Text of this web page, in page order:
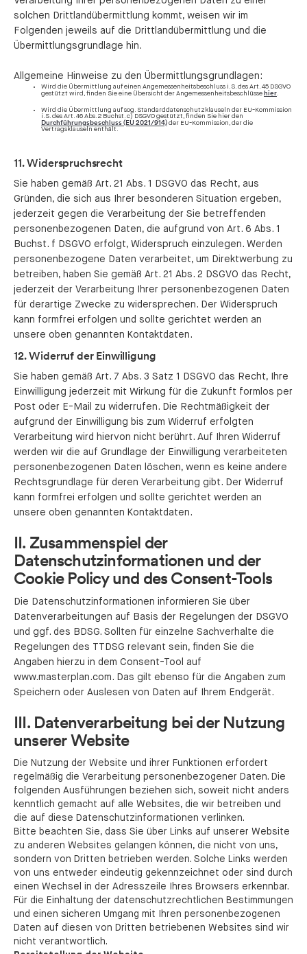
solchen Drittlandübermittlung kommt, weisen wir im
Folgenden jeweils auf die Drittlandübermittlung und die
Übermittlungsgrundlage hin.
Allgemeine Hinweise zu den Übermittlungsgrundlagen:
Wird die Übermittlung auf einen Angemessenheitsbeschluss i.S. des Art. 45 DSGVO
gestützt wird, finden Sie eine Übersicht der Angemessenheitsbeschlüsse hier.
Wird die Übermittlung auf sog. Standarddatenschutzklauseln der EU-Kommission
i.S. des Art. 46 Abs. 2 Buchst. c) DSGVO gestützt, finden Sie hier den
Durchführungsbeschluss (EU 2021/914) der EU-Kommission, der die
Vertragsklauseln enthält.
11. Widerspruchsrecht
Sie haben gemäß Art. 21 Abs. 1 DSGVO das Recht, aus
Gründen, die sich aus Ihrer besonderen Situation ergeben,
jederzeit gegen die Verarbeitung der Sie betreffenden
personenbezogenen Daten, die aufgrund von Art. 6 Abs. 1
Buchst. f DSGVO erfolgt, Widerspruch einzulegen. Werden
personenbezogene Daten verarbeitet, um Direktwerbung zu
betreiben, haben Sie gemäß Art. 21 Abs. 2 DSGVO das Recht,
jederzeit der Verarbeitung Ihrer personenbezogenen Daten
für derartige Zwecke zu widersprechen. Der Widerspruch
kann formfrei erfolgen und sollte gerichtet werden an
unsere oben genannten Kontaktdaten.
12. Widerruf der Einwilligung
Sie haben gemäß Art. 7 Abs. 3 Satz 1 DSGVO das Recht, Ihre
Einwilligung jederzeit mit Wirkung für die Zukunft formlos per
Post oder E-Mail zu widerrufen. Die Rechtmäßigkeit der
aufgrund der Einwilligung bis zum Widerruf erfolgten
Verarbeitung wird hiervon nicht berührt. Auf Ihren Widerruf
werden wir die auf Grundlage der Einwilligung verarbeiteten
personenbezogenen Daten löschen, wenn es keine andere
Rechtsgrundlage für deren Verarbeitung gibt. Der Widerruf
kann formfrei erfolgen und sollte gerichtet werden an
unsere oben genannten Kontaktdaten.
II. Zusammenspiel der
Datenschutzinformationen und der
Cookie Policy und des Consent-Tools
Die Datenschutzinformationen informieren Sie über
Datenverarbeitungen auf Basis der Regelungen der DSGVO
und ggf. des BDSG. Sollten für einzelne Sachverhalte die
Regelungen des TTDSG relevant sein, finden Sie die
Angaben hierzu in dem Consent-Tool auf
www.masterplan.com. Das gilt ebenso für die Angaben zum
Speichern oder Auslesen von Daten auf Ihrem Endgerät.
III. Datenverarbeitung bei der Nutzung
unserer Website
Die Nutzung der Website und ihrer Funktionen erfordert
regelmäßig die Verarbeitung personenbezogener Daten. Die
folgenden Ausführungen beziehen sich, soweit nicht anders
kenntlich gemacht auf alle Websites, die wir betreiben und
die auf diese Datenschutzinformationen verlinken.
Bitte beachten Sie, dass Sie über Links auf unserer Website
zu anderen Websites gelangen können, die nicht von uns,
sondern von Dritten betrieben werden. Solche Links werden
von uns entweder eindeutig gekennzeichnet oder sind durch
einen Wechsel in der Adresszeile Ihres Browsers erkennbar.
Für die Einhaltung der datenschutzrechtlichen Bestimmungen
und einen sicheren Umgang mit Ihren personenbezogenen
Daten auf diesen von Dritten betriebenen Websites sind wir
nicht verantwortlich.